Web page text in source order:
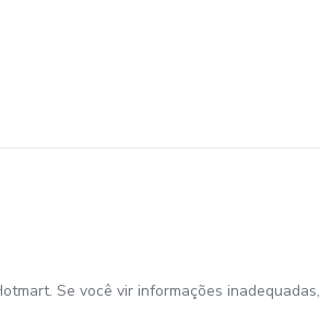
Se você vir informações inadequadas,